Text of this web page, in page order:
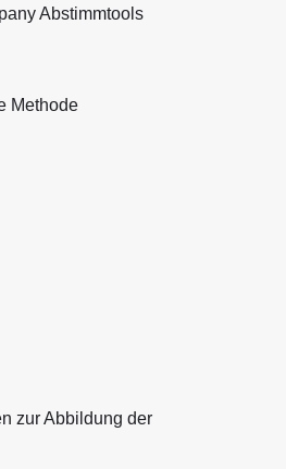
Abstimmtools
Methode
zur Abbildung der